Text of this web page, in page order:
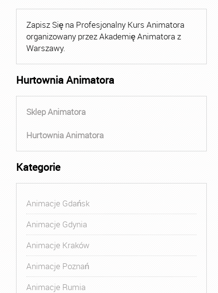
Zapisz Się na Profesjonalny Kurs Animatora
organizowany przez Akademię Animatora z
Warszawy.
Hurtownia Animatora
Sklep Animatora
Hurtownia Animatora
Kategorie
Animacje Gdańsk
Animacje Gdynia
Animacje Kraków
Animacje Poznań
Animacje Rumia